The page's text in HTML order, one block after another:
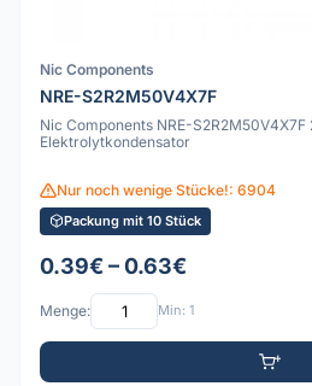
Nic Components
NRE-S2R2M50V4X7F
Nic Components NRE-S2R2M50V4X7F
Elektrolytkondensator
Nur noch wenige Stücke!: 6904
Packung mit 10 Stück
0.39€ – 0.63€
Menge: Min: 1